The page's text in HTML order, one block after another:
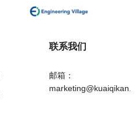
联系我们
邮箱：